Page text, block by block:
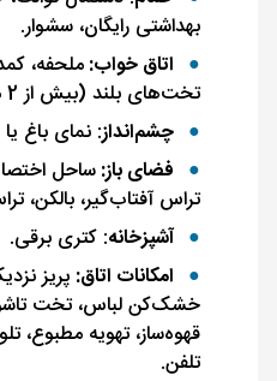
بهداشتی رایگان، سشوار.
اتاق خواب:ملحفه،
تخت‌های بلند (بیش از 2 متر).
چشم‌انداز: نمای باغ
فضای باز:ساحل
تراس آفتاب‌گیر، بالکن،
آشپزخانه: کتری برقی.
امکانات اتاق: پریز
خشک‌کن لباس، تخت
قهوه‌ساز، تهویه مطبوع،
تلفن.